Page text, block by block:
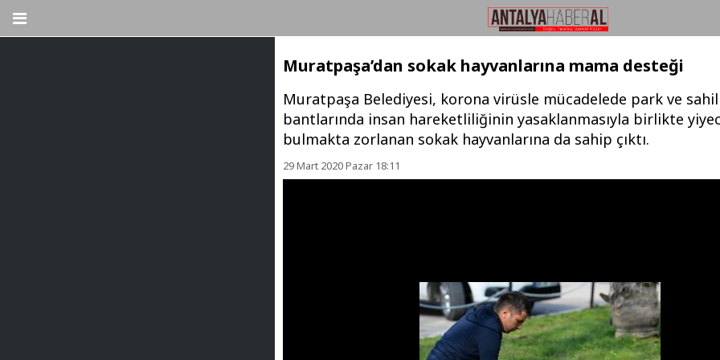
Muratpaşa’dan sokak hayvanlarına mama desteği
Muratpaşa Belediyesi, korona virüsle mücadelede park ve sahil
bantlarında insan hareketliliğinin yasaklanmasıyla birlikte
bulmakta zorlanan sokak hayvanlarına da sahip çıktı.
29 Mart 2020 Pazar 18:11